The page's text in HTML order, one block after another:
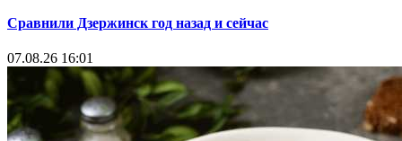
Сравнили Дзержинск год назад и сейчас
07.08.26 16:01